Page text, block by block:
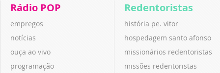
Rádio POP
empregos
notícias
ouça ao vivo
programação
Redentoristas
história pe. vitor
hospedagem santo afonso
missionários redentoristas
missões redentoristas